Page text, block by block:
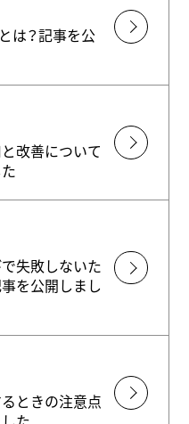
は？記事を公
改善について
失敗しないた
を公開しまし
ときの注意点